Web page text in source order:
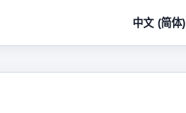
中文 (简体)